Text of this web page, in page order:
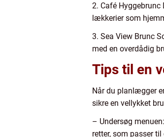
2. Café
lækkerier som
3. Sea View Brunc
med en overdådig
Tips til en
Når du planlægger
sikre en vellykket
– Undersøg
retter, som passer